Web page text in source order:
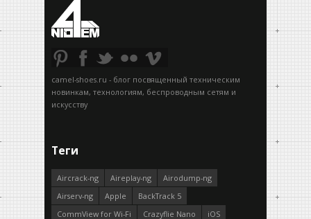
camel-shoes.ru - блог посвященный техническим
новинкам, технологиям, беспроводным сетям и
искусству
Теги
Aircrack-ng Aireplay-ng
Airodump-ng
Airserv-ng
Apple
BackTrack 5
CommView for Wi-Fi
Crazyflie Nano iOS